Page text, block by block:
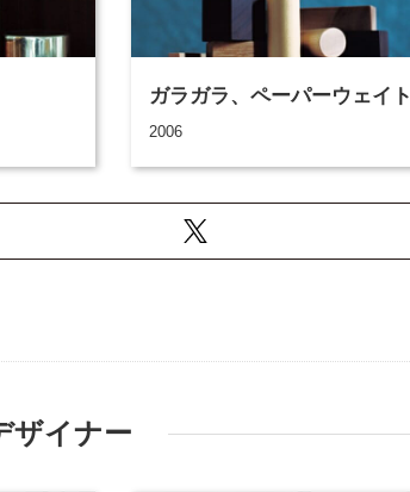
ガラガラ、ペーパーウェイト
2006
ザイナー